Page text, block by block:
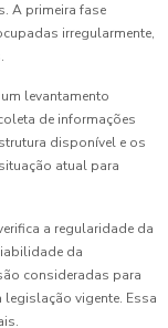
A primeira fase
irregularmente,
levantamento
de informações
disponível e os
atual para
a regularidade da
da
consideradas para
vigente. Essa